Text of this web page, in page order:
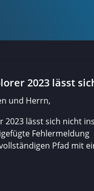
2023 lässt
und Herrn,
2023 lässt sich nicht
Fehlermeldung
Pfad mit